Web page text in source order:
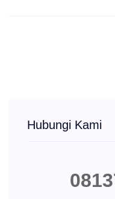
Hubungi Kami